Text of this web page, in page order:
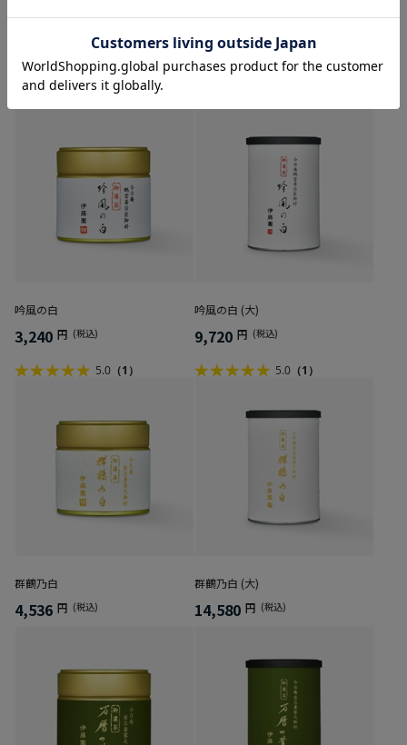
宝尽の白
3,240 円 (税込)
宝尽の白 (大)
吟風の白
3,240 円 (税込)
5.0 （1）
吟風の白 (大)
9,720 円 (税込)
5.0 （1）
群鶴乃白
4,536 円 (税込)
群鶴乃白 (大)
14,580 円 (税込)